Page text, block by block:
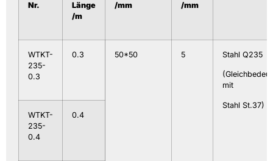
Nr.
Länge
/m
/mm
/mm
WTKT-
235-
0.3
0.3 50*50 5 Stahl Q235
mit
Stahl St.37)
WTKT-
235-
0.4
0.4